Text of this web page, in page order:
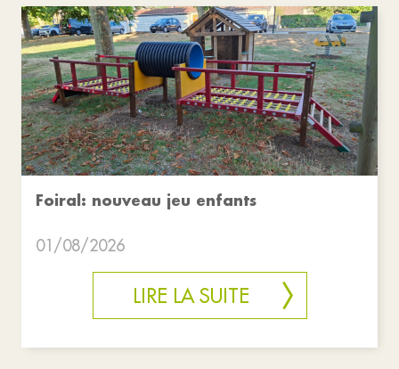
Foiral: nouveau jeu enfants
01/08/2026
LIRE LA SUITE